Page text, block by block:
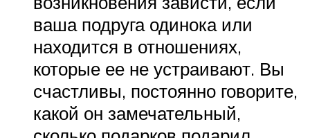
ваша подруга одинока или
находится в отношениях,
которые ее не устраивают. Вы
счастливы, постоянно говорите,
какой он замечательный,